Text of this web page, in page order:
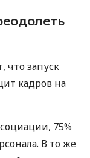
запуск
кадров на
75%
В то же